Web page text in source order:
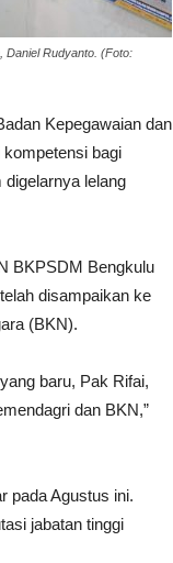
Daniel Rudyanto. (Foto:
Kepegawaian dan
bagi
digelarnya lelang
BKPSDM Bengkulu
disampaikan ke
(BKN).
baru, Pak Rifai,
dan BKN,”
pada Agustus ini.
jabatan tinggi